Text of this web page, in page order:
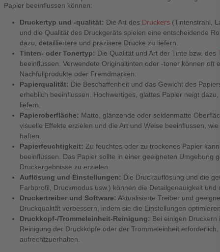
Papier beeinflussen können:
Druckertyp und -qualität: Die Art des Druckers (Tintenstrahl,
und die Qualität des Druckgeräts spielen eine entscheidende
dazu, detailliertere und präzisere Drucke zu liefern.
Tinten- oder Tonertyp: Die Qualität und Art der Tinte bzw. des
beeinflussen. Verwendete Originaltinten oder -toner können oft
Nachfüllprodukte oder Fremdmarken.
Papierqualität: Die Beschaffenheit und das Gewicht des
erheblich beeinflussen. Hochwertiges, glattes Papier neigt
liefern.
Papieroberfläche: Matte, glänzende oder seidenmatte
visuelle Effekte erzielen und die Art und Weise beeinflussen,
haften.
Papierfeuchtigkeit: Zu feuchtes oder zu trockenes Papier
beeinflussen. Das Papier sollte in einer geeigneten Umgebung
Druckergebnisse zu erzielen.
Auflösung und Einstellungen: Die Druckauflösung und die
Farbprofil, Druckmodus usw.) können die Detailgenauigkeit
Druckertreiber und Software: Aktualisierte Treiber und
Druckqualität verbessern, indem sie die Einstellungen
Druckkopf-/Trommeleinheit-Reinigung: Bei einigen
Reinigung der Druckköpfe oder der Trommeleinheit
aufrechtzuerhalten.